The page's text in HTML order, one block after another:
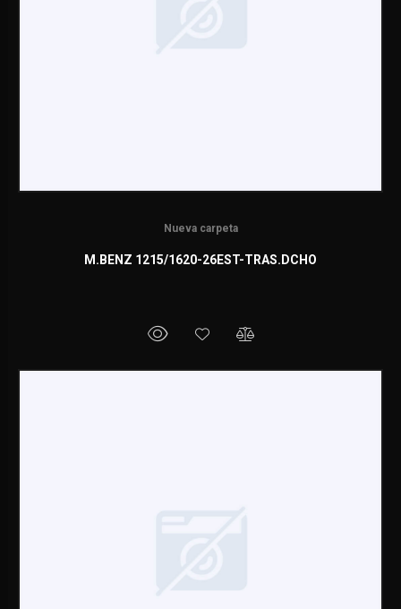
Nueva carpeta
M.BENZ 1215/1620-26EST-TRAS.DCHO